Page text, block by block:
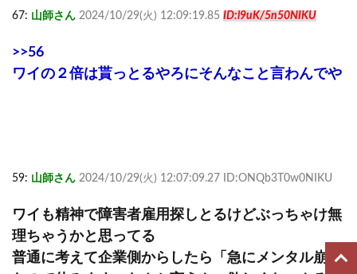
67: 山師さん 2024/10/29(火) 12:09:19.85 ID:l9uK/5n50NIKU
>>56
ワイの２倍は貰っとるやろにそんなこと言わんでや
59: 山師さん 2024/10/29(火) 12:07:09.27 ID:ONQb3T0w0NIKU
ワイも精神で障害者雇用探しとるけどぶっちゃけ無
理ちゃうかと思ってる
普通に考えて企業側からしたら「急にメンタル崩し